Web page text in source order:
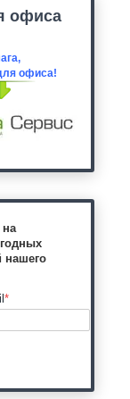
офиса
офиса!
на
нашего
*